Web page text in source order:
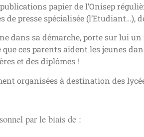
papier de l’Onisep
presse spécialisée
dans sa démarche, porte sur lui
ces parents aident les jeunes
et des diplômes !
organisées à destination des
par le biais de :